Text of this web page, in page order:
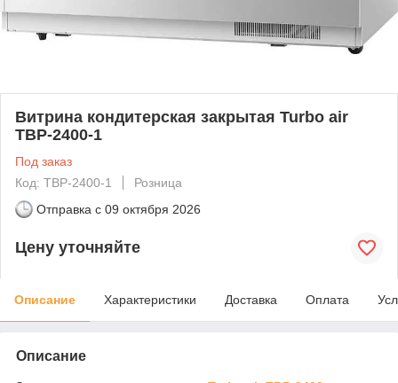
Витрина кондитерская закрытая Turbo air
TBP-2400-1
Под заказ
Код: TBP-2400-1
Розница
Отправка с 09 октября 2026
Цену уточняйте
Описание Характеристики Доставка Оплата
Описание